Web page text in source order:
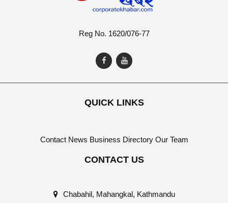
Reg No. 1620/076-77
QUICK LINKS
Contact News Business Directory Our Team
CONTACT US
Chabahil, Mahangkal, Kathmandu